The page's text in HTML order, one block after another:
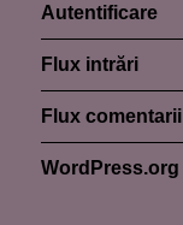
Autentificare
Flux intrări
Flux comentarii
WordPress.org